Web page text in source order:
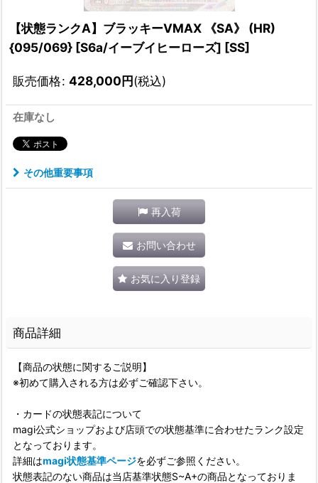
【状態ランクA】ブラッキーVMAX 《SA》 (HR)
{095/069} [S6a/イーブイヒーローズ] [SS]
販売価格: 428,000円(税込)
在庫なし
その他重要事項
再入荷
お問い合わせ
お気に入り登録
商品詳細
【商品の状態に関するご説明】
※初めて購入される方は必ずご確認下さい。
・カードの状態表記について
magi公式ショップおよび店頭での状態基準に合わせたランク設定
となっております。
詳細はmagi状態基準ページを必ずご参照ください。
状態表記のない商品は当店基準状態S~A+の商品となっておりま